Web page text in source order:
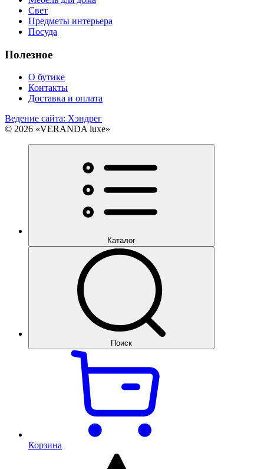
Свет
Предметы интерьера
Посуда
Полезное
О бутике
Контакты
Доставка и оплата
Ведение сайта: Хэндрег
© 2026 «VERANDA luxe»
Каталог
Поиск
Корзина